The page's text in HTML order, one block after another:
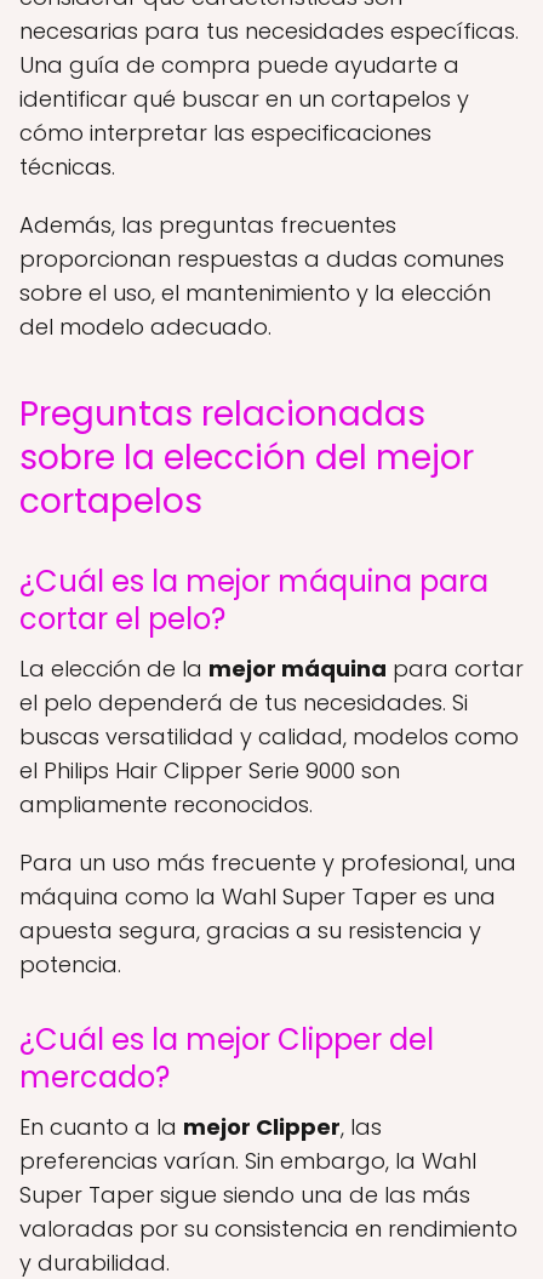
necesarias para tus necesidades específicas.
Una guía de compra puede ayudarte a
identificar qué buscar en un cortapelos y
cómo interpretar las especificaciones
técnicas.
Además, las preguntas frecuentes
proporcionan respuestas a dudas comunes
sobre el uso, el mantenimiento y la elección
del modelo adecuado.
Preguntas relacionadas
sobre la elección del mejor
cortapelos
¿Cuál es la mejor máquina para
cortar el pelo?
La elección de la mejor máquina para cortar
el pelo dependerá de tus necesidades. Si
buscas versatilidad y calidad, modelos como
el Philips Hair Clipper Serie 9000 son
ampliamente reconocidos.
Para un uso más frecuente y profesional, una
máquina como la Wahl Super Taper es una
apuesta segura, gracias a su resistencia y
potencia.
¿Cuál es la mejor Clipper del
mercado?
En cuanto a la mejor Clipper, las
preferencias varían. Sin embargo, la Wahl
Super Taper sigue siendo una de las más
valoradas por su consistencia en rendimiento
y durabilidad.